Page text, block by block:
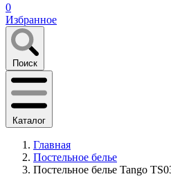
0
Избранное
Поиск
Каталог
Главная
Постельное белье
Постельное белье Tango